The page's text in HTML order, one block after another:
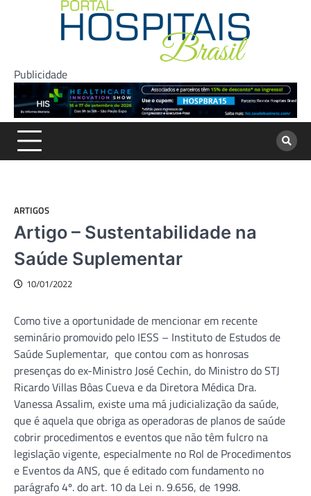
Publicidade
ARTIGOS
Artigo – Sustentabilidade na
Saúde Suplementar
10/01/2022
Como tive a oportunidade de mencionar em recente
seminário promovido pelo IESS – Instituto de Estudos de
Saúde Suplementar, que contou com as honrosas
presenças do ex-Ministro José Cechin, do Ministro do STJ
Ricardo Villas Bôas Cueva e da Diretora Médica Dra.
Vanessa Assalim, existe uma má judicialização da saúde,
que é aquela que obriga as operadoras de planos de saúde
cobrir procedimentos e eventos que não têm fulcro na
legislação vigente, especialmente no Rol de Procedimentos
e Eventos da ANS, que é editado com fundamento no
parágrafo 4º. do art. 10 da Lei n. 9.656, de 1998.